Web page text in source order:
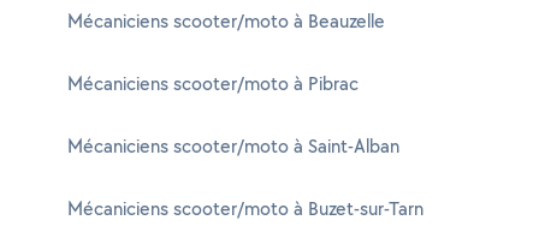
Mécaniciens scooter/moto à Beauzelle
Mécaniciens scooter/moto à Pibrac
Mécaniciens scooter/moto à Saint-Alban
Mécaniciens scooter/moto à Buzet-sur-Tarn